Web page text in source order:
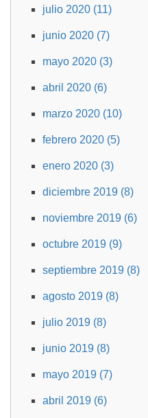
julio 2020 (11)
junio 2020 (7)
mayo 2020 (3)
abril 2020 (6)
marzo 2020 (10)
febrero 2020 (5)
enero 2020 (3)
diciembre 2019 (8)
noviembre 2019 (6)
octubre 2019 (9)
septiembre 2019 (8)
agosto 2019 (8)
julio 2019 (8)
junio 2019 (8)
mayo 2019 (7)
abril 2019 (6)